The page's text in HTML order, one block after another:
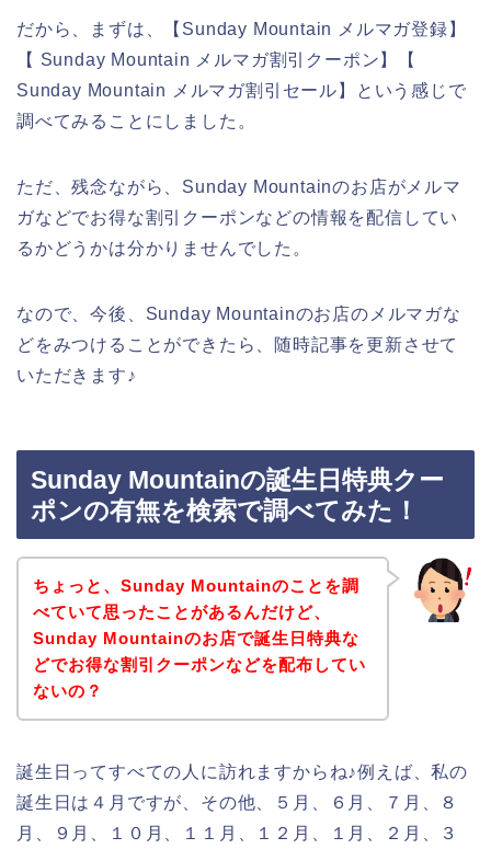
だから、まずは、【Sunday Mountain メルマガ登録】
【 Sunday Mountain メルマガ割引クーポン】【
Sunday Mountain メルマガ割引セール】という感じで
調べてみることにしました。
ただ、残念ながら、Sunday Mountainのお店がメルマ
ガなどでお得な割引クーポンなどの情報を配信してい
るかどうかは分かりませんでした。
なので、今後、Sunday Mountainのお店のメルマガな
どをみつけることができたら、随時記事を更新させて
いただきます♪
Sunday Mountainの誕生日特典クー
ポンの有無を検索で調べてみた！
ちょっと、Sunday Mountainのことを調
べていて思ったことがあるんだけど、
Sunday Mountainのお店で誕生日特典な
どでお得な割引クーポンなどを配布してい
ないの？
誕生日ってすべての人に訪れますからね♪例えば、私の
誕生日は４月ですが、その他、５月、６月、７月、８
月、９月、１０月、１１月、１２月、１月、２月、３